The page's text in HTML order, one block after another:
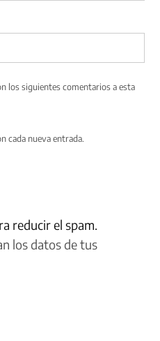
los siguientes comentarios a esta
cada nueva entrada.
reducir el spam.
los datos de tus